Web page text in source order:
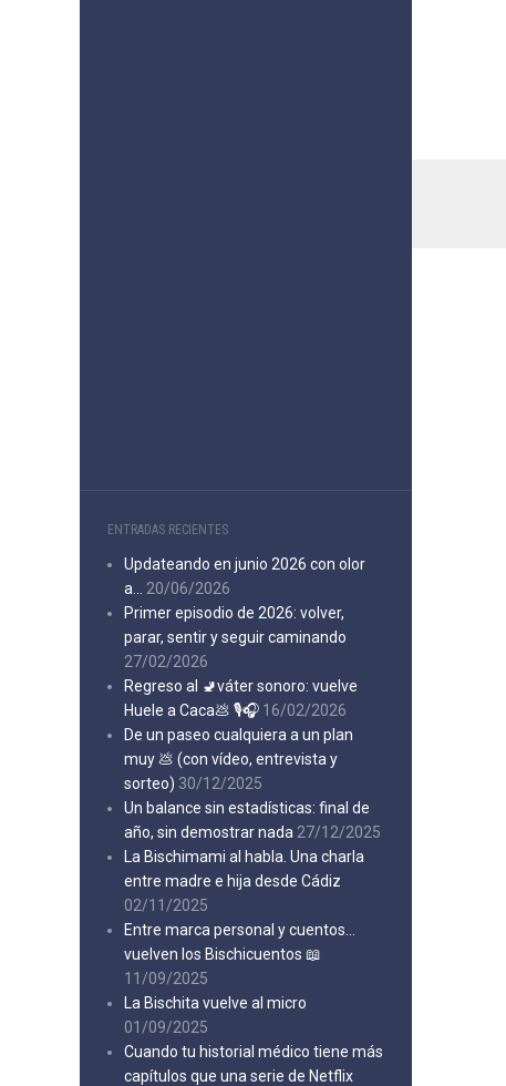
ENTRADAS RECIENTES
Updateando en junio 2026 con olor
a…
20/06/2026
Primer episodio de 2026: volver,
parar, sentir y seguir caminando
27/02/2026
Regreso al 🚽váter sonoro: vuelve
Huele a Caca💩 🎙️🎧 16/02/2026
De un paseo cualquiera a un plan
muy 💩 (con vídeo, entrevista y
sorteo) 30/12/2025
Un balance sin estadísticas: final de
año, sin demostrar nada 27/12/2025
La Bischimami al habla. Una charla
entre madre e hija desde Cádiz
02/11/2025
Entre marca personal y cuentos…
vuelven los Bischicuentos 📖
11/09/2025
La Bischita vuelve al micro
01/09/2025
Cuando tu historial médico tiene más
capítulos que una serie de Netflix